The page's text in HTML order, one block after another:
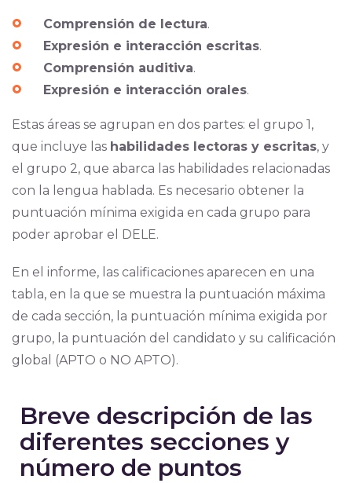
Comprensión de lectura.
Expresión e interacción escritas.
Comprensión auditiva.
Expresión e interacción orales.
Estas áreas se agrupan en dos partes: el grupo 1,
que incluye las habilidades lectoras y escritas, y
el grupo 2, que abarca las habilidades relacionadas
con la lengua hablada. Es necesario obtener la
puntuación mínima exigida en cada grupo para
poder aprobar el DELE.
En el informe, las calificaciones aparecen en una
tabla, en la que se muestra la puntuación máxima
de cada sección, la puntuación mínima exigida por
grupo, la puntuación del candidato y su calificación
global (APTO o NO APTO).
Breve descripción de las
diferentes secciones y
número de puntos